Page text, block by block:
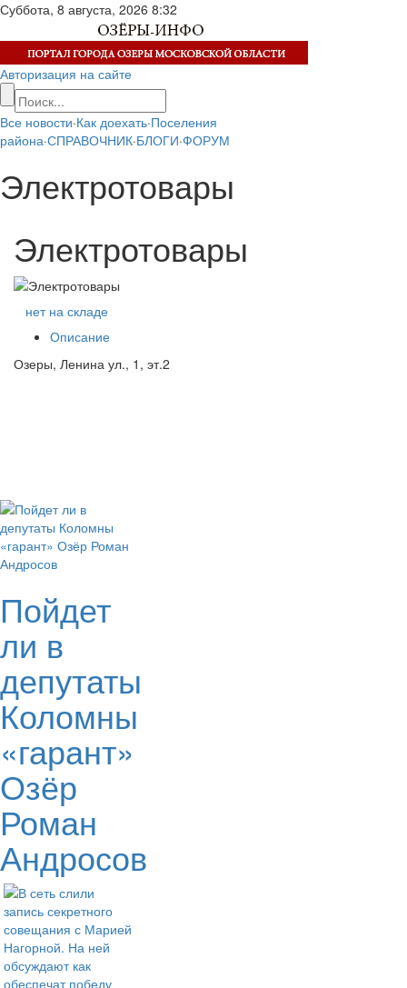
Суббота, 8 августа, 2026 8:32
Авторизация на сайте
Все новости·Как доехать·Поселения
района·СПРАВОЧНИК·БЛОГИ·ФОРУМ
Электротовары
Электротовары
нет на складе
Описание
Озеры, Ленина ул., 1, эт.2
Пойдет
ли в
депутаты
Коломны
«гарант»
Озёр
Роман
Андросов